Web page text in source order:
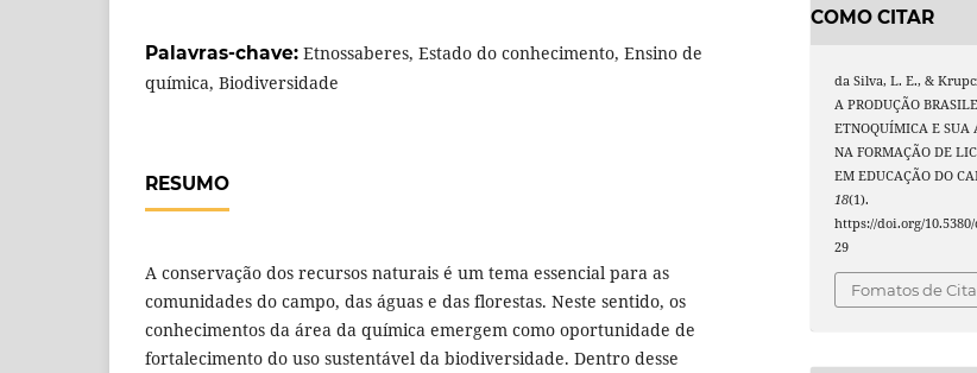
Palavras-chave: Etnossaberes, Estado do conhecimento, Ensino de
química, Biodiversidade
RESUMO
A conservação dos recursos naturais é um tema essencial para as
comunidades do campo, das águas e das florestas. Neste sentido, os
conhecimentos da área da química emergem como oportunidade de
fortalecimento do uso sustentável da biodiversidade. Dentro desse
COMO CITAR
da Silva, L. E., &
A PRODUÇÃO
ETNOQUÍMICA E SUA
NA FORMAÇÃO DE
EM EDUCAÇÃO DO
18(1).
https://doi.org/
29
Fomatos de